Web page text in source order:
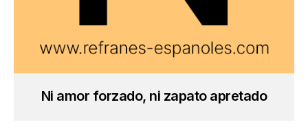
Ni amor forzado, ni zapato apretado